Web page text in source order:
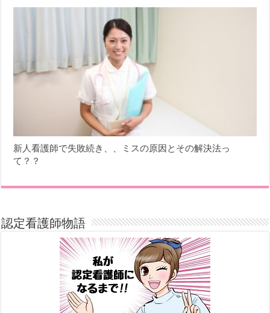
新人看護師で失敗続き、、ミスの原因とその解決法っ
て？？
認定看護師物語